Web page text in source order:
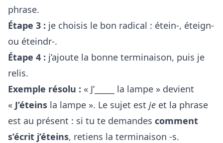
phrase.
Étape 3 : je choisis le bon radical : étein-, éteign-
ou éteindr-.
Étape 4 : j’ajoute la bonne terminaison, puis je
relis.
Exemple résolu : « J’_____ la lampe » devient
« J’éteins la lampe ». Le sujet est je et la phrase
est au présent : si tu te demandes comment
s’écrit j’éteins, retiens la terminaison -s.